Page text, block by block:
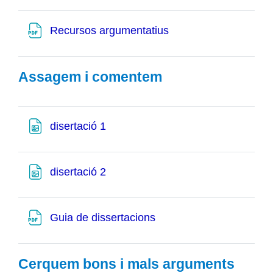
Recursos argumentatius
Assagem i comentem
disertació 1
disertació 2
Guia de dissertacions
Cerquem bons i mals arguments